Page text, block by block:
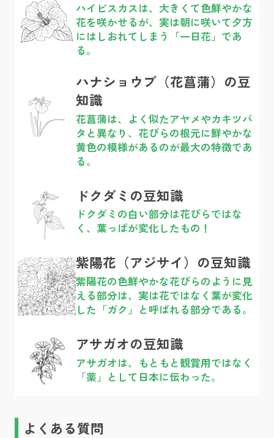
ハイビスカスは、大きくて色鮮やかな
花を咲かせるが、実は朝に咲いて夕方
にはしおれてしまう「一日花」であ
る。
ハナショウブ（花菖蒲）の豆
知識
花菖蒲は、よく似たアヤメやカキツバ
タと異なり、花びらの根元に鮮やかな
黄色の模様があるのが最大の特徴であ
る。
ドクダミの豆知識
ドクダミの白い部分は花びらではな
く、葉っぱが変化したもの！
紫陽花（アジサイ）の豆知識
紫陽花の色鮮やかな花びらのように見
える部分は、実は花ではなく葉が変化
した「ガク」と呼ばれる部分である。
アサガオの豆知識
アサガオは、もともと観賞用ではなく
「薬」として日本に伝わった。
よくある質問